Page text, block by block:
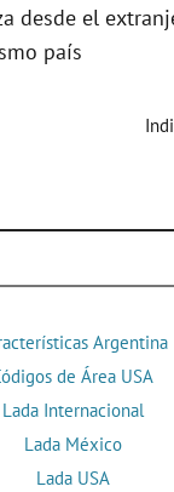
desde el
país
Argentina
de Área USA
Lada Internacional
Lada México
Lada USA